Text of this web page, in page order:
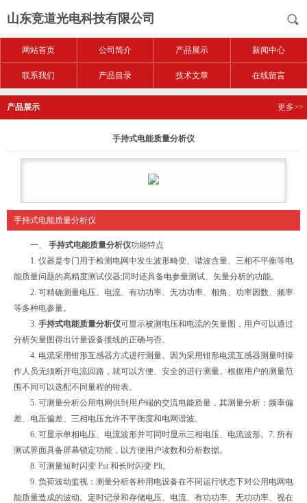
山东竞道光电科技有限公司
网站首页 公司简介 产品展示 新闻中心
联系我们 产品目录 技术文章 在线留言
产品展示 更多>>
手持式电能质量分析仪
手持式电能质量分析仪
一、 手持式电能质量分析仪功能特点
1. 仪器是专门用于检测电网中发生波形畸变、谐波含量、三相不平衡等电
能质量问题的高精度测试仪器;同时还具备电参量测试、矢量分析的功能。
2. 可精确测量电压、电流、有功功率、无功功率、相角、功率因数、频率
等多种电参量。
3. 手持式电能质量分析仪可显示被测电压和电流的矢量图，用户可以通过
分析矢量图得出计量设备接线的正确与否。
4. 电流采用钳形互感器方式进行测量。因为采用钳形电流互感器测量时操
作人员无须断开电流回路，就可以方便、安全的进行测量。根据用户的测量范
围不同可以选配不同量程的钳表。
5. 可测量分析公用电网供到用户端的交流电能质量，其测量分析：频率偏
差、电压偏差、三相电压允许不平衡度和电网谐波。
6. 可显示单相电压、电流波形并可同时显示三相电压、电流波形。7. 所有
测试界面具备屏幕锁定功能，以方便用户读数和分析数据。
8. 可测量短时闪变 Pst 和长时闪变 Plt。
9. 负荷波动监视：测量分析各种用电设备在不同运行状态下对公用电网电
能质量造成的波动。定时记录和存储电压、电流、有功功率、无功功率、视在